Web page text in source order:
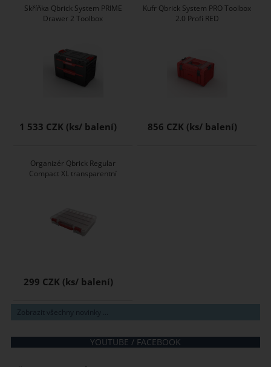
Skříňka Qbrick System PRIME
Drawer 2 Toolbox
1 533 CZK
Kufr Qbrick System PRO Toolbox
2.0 Profi RED
856 CZK
Organizér Qbrick Regular
Compact XL transparentní
299 CZK
Zobrazit všechny novinky ...
YOUTUBE / FACEBOOK